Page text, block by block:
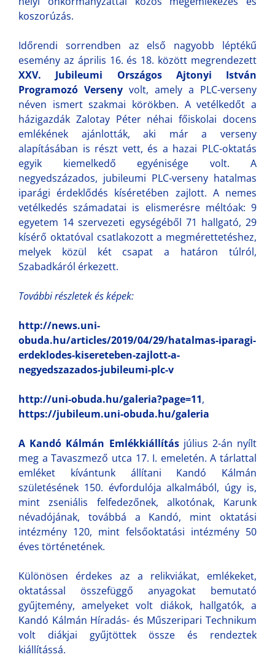
koszorúzás.
Időrendi sorrendben az első nagyobb léptékű
esemény az április 16. és 18. között megrendezett
XXV. Jubileumi Országos Ajtonyi István
Programozó Verseny volt, amely a PLC-verseny
néven ismert szakmai körökben. A vetélkedőt a
házigazdák Zalotay Péter néhai főiskolai docens
emlékének ajánlották, aki már a verseny
alapításában is részt vett, és a hazai PLC-oktatás
egyik kiemelkedő egyénisége volt. A
negyedszázados, jubileumi PLC-verseny hatalmas
iparági érdeklődés kíséretében zajlott. A nemes
vetélkedés számadatai is elismerésre méltóak: 9
egyetem 14 szervezeti egységéből 71 hallgató, 29
kísérő oktatóval csatlakozott a megmérettetéshez,
melyek közül két csapat a határon túlról,
Szabadkáról érkezett.
További részletek és képek:
http://news.uni-
obuda.hu/articles/2019/04/29/hatalmas-iparagi-
erdeklodes-kisereteben-zajlott-a-
negyedszazados-jubileumi-plc-v
http://uni-obuda.hu/galeria?page=11,
https://jubileum.uni-obuda.hu/galeria
A Kandó Kálmán Emlékkiállításjúlius 2-án nyílt
meg a Tavaszmező utca 17. I. emeletén. A tárlattal
emléket kívántunk állítani Kandó Kálmán
születésének 150. évfordulója alkalmából, úgy is,
mint zseniális felfedezőnek, alkotónak, Karunk
névadójának, továbbá a Kandó, mint oktatási
intézmény 120, mint felsőoktatási intézmény 50
éves történetének.
Különösen érdekes az a relikviákat, emlékeket,
oktatással összefüggő anyagokat bemutató
gyűjtemény, amelyeket volt diákok, hallgatók, a
Kandó Kálmán Híradás- és Műszeripari Technikum
volt diákjai gyűjtöttek össze és rendeztek
kiállítássá.